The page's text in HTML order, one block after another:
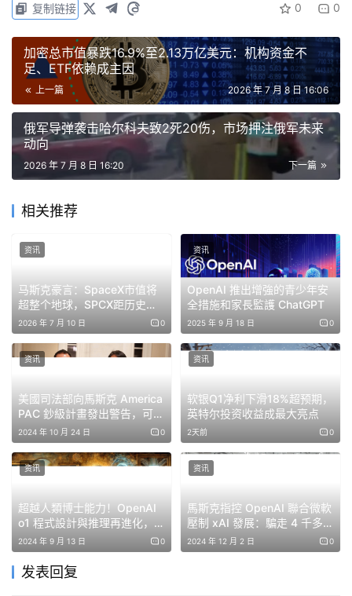
0 0
复制链接
加密总市值暴跌16.9%至2.13万亿美元：机构资金不
足、ETF依赖成主因
上一篇 2026 年 7 月 8 日 16:06
俄军导弹袭击哈尔科夫致2死20伤，市场押注俄军未来
动向
下一篇
2026 年 7 月 8 日 16:20
相关推荐
马斯克豪言：SpaceX市值将
超整个地球，SPCX距历史高
点已跌32%
2026 年 7 月 10 日 0
资讯
OpenAI 推出增強的青少年安
全措施和家長監護 ChatGPT
2025 年 9 月 18 日 0
资讯
美國司法部向馬斯克 America
PAC 鈔級計畫發出警告，可能
違反聯邦競選法
2024 年 10 月 24 日 0
资讯
软银Q1净利下滑18%超预期，
英特尔投资收益成最大亮点
2天前 0
资讯
超越人類博士能力！OpenAI
o1 程式設計與推理再進化，數
學奧林匹亞進前五百
2024 年 9 月 13 日 0
资讯
馬斯克指控 OpenAI 聯合微軟
壓制 xAI 發展：騙走 4 千多萬
鎂，Altman 與 Stripe 搞自肥
2024 年 12 月 2 日 0
资讯
发表回复